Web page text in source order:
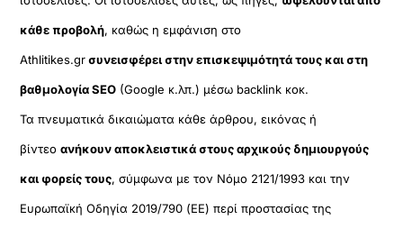
κάθε προβολή, καθώς η εμφάνιση στο
Athlitikes.grσυνεισφέρει στην επισκεψιμότητά τους και στη
βαθμολογία SEO (Google κ.λπ.) μέσω backlink κοκ.
Τα πνευματικά δικαιώματα κάθε άρθρου, εικόνας ή
βίντεοανήκουν αποκλειστικά στους αρχικούς δημιουργούς
και φορείς τους, σύμφωνα με τον Νόμο 2121/1993 και την
Ευρωπαϊκή Οδηγία 2019/790 (ΕΕ) περί προστασίας της